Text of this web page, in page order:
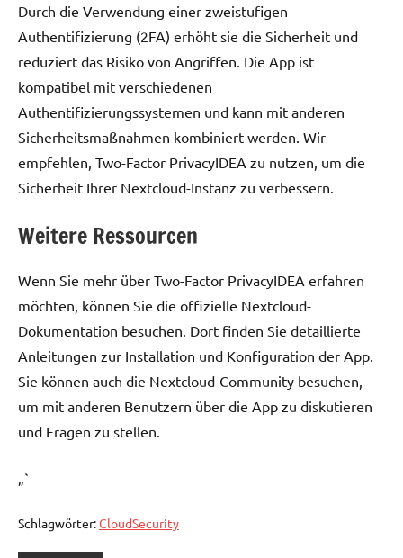
Durch die Verwendung einer zweistufigen
Authentifizierung (2FA) erhöht sie die Sicherheit und
reduziert das Risiko von Angriffen. Die App ist
kompatibel mit verschiedenen
Authentifizierungssystemen und kann mit anderen
Sicherheitsmaßnahmen kombiniert werden. Wir
empfehlen, Two-Factor PrivacyIDEA zu nutzen, um die
Sicherheit Ihrer Nextcloud-Instanz zu verbessern.
Weitere Ressourcen
Wenn Sie mehr über Two-Factor PrivacyIDEA erfahren
möchten, können Sie die offizielle Nextcloud-
Dokumentation besuchen. Dort finden Sie detaillierte
Anleitungen zur Installation und Konfiguration der App.
Sie können auch die Nextcloud-Community besuchen,
um mit anderen Benutzern über die App zu diskutieren
und Fragen zu stellen.
„`
Schlagwörter:CloudSecurity